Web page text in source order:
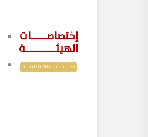
إختصاصـــــــــــــات
الهيئــــــــــــــــــــــــــة
تعــــــــرف على الاختصاصــــات